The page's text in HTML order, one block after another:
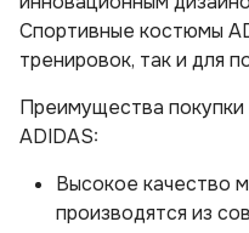
Спортивные костюмы
тренировок, так и для
Преимущества
ADIDAS:
Высокое качество
производятся из